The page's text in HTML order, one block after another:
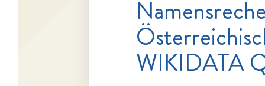
WIKIDATA